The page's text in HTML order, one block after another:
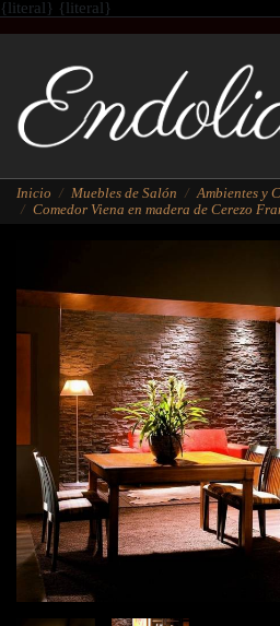
{literal} {literal}
Inicio Muebles de Salón
Ambientes y
Comedor Viena en madera de Cerezo